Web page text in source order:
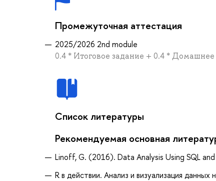
Промежуточная аттестация
2025/2026 2nd module
0.4 * Итоговое задание + 0.4 *
Список литературы
Рекомендуемая основная
Linoff, G. (2016). Data Analysis Using SQL
R в действии. Анализ и визуализация данных